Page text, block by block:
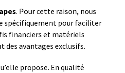
. Pour cette raison, nous
spécifiquement pour faciliter
financiers et matériels
des avantages exclusifs.
propose. En qualité